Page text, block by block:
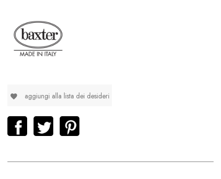
favorite aggiungi alla lista dei desideri